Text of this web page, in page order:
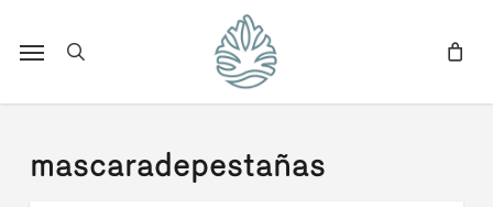
main
mascaradepestañas